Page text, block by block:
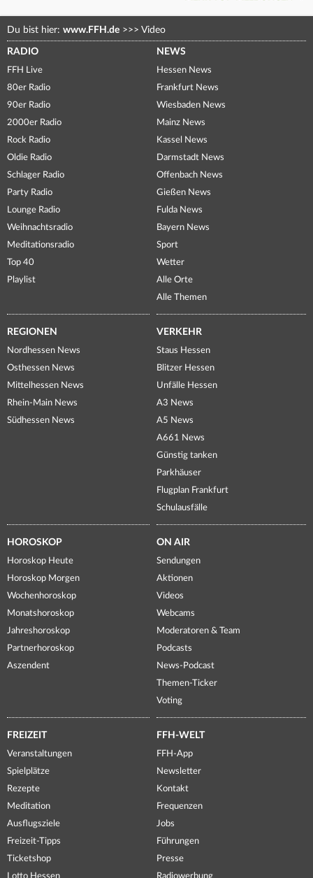
Du bist hier: www.FFH.de >>> Video
RADIO
FFH Live
80er Radio
90er Radio
2000er Radio
Rock Radio
Oldie Radio
Schlager Radio
Party Radio
Lounge Radio
Weihnachtsradio
Meditationsradio
Top 40
Playlist
NEWS
Hessen News
Frankfurt News
Wiesbaden News
Mainz News
Kassel News
Darmstadt News
Offenbach News
Gießen News
Fulda News
Bayern News
Sport
Wetter
Alle Orte
Alle Themen
REGIONEN
Nordhessen News
Osthessen News
Mittelhessen News
Rhein-Main News
Südhessen News
VERKEHR
Staus Hessen
Blitzer Hessen
Unfälle Hessen
A3 News
A5 News
A661 News
Günstig tanken
Parkhäuser
Flugplan Frankfurt
Schulausfälle
HOROSKOP
Horoskop Heute
Horoskop Morgen
Wochenhoroskop
Monatshoroskop
Jahreshoroskop
Partnerhoroskop
Aszendent
ON AIR
Sendungen
Aktionen
Videos
Webcams
Moderatoren & Team
Podcasts
News-Podcast
Themen-Ticker
Voting
FREIZEIT
Veranstaltungen
Spielplätze
Rezepte
Meditation
Ausflugsziele
Freizeit-Tipps
Ticketshop
Lotto Hessen
FFH-WELT
FFH-App
Newsletter
Kontakt
Frequenzen
Jobs
Führungen
Presse
Radiowerbung